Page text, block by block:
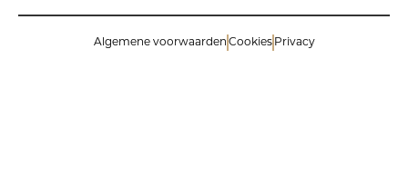
Algemene voorwaarden Cookies Privacy